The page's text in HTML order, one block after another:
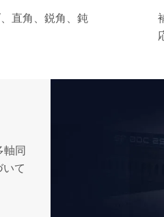
直角、鋭角、鈍
同
いて